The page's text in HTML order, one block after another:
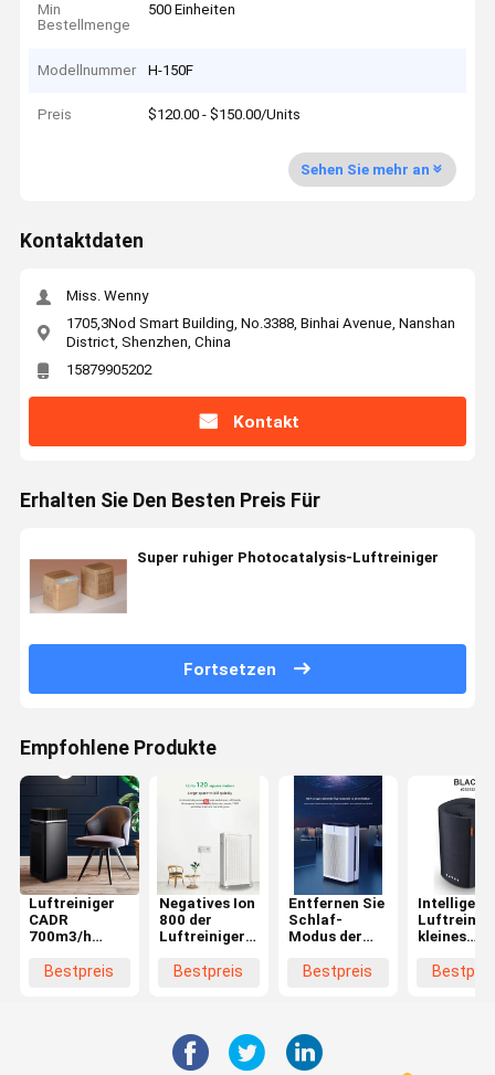
Min
Bestellmenge
500 Einheiten
Modellnummer H-150F
Preis $120.00 - $150.00/Units
Sehen Sie mehr an
Kontaktdaten
Miss. Wenny
1705,3Nod Smart Building, No.3388, Binhai Avenue, Nanshan
District, Shenzhen, China
15879905202
Kontakt
Erhalten Sie Den Besten Preis Für
Super ruhiger Photocatalysis-Luftreiniger
Fortsetzen
Empfohlene Produkte
Luftreiniger
CADR
700m3/h
Haus mit
Bestpreis
Negatives Ion
800 der
Luftreiniger-
Quadratfuß
Bestpreis
Entfernen Sie
Schlaf-
Modus der
schlechten
Luftreiniger-
29db für
Schlafzimmer
Bestpreis
kleines
Ionizer